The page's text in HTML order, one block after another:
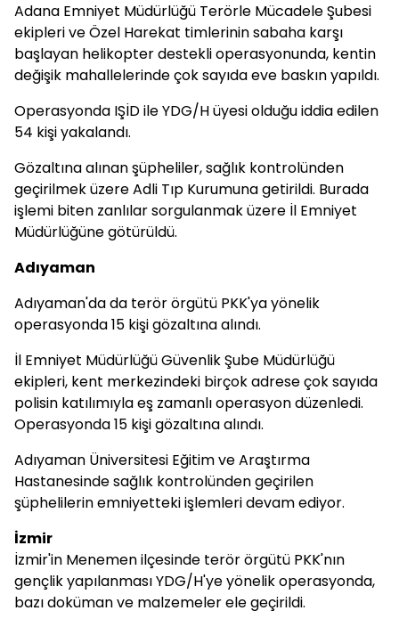
Adana Emniyet Müdürlüğü Terörle Mücadele Şubesi
ekipleri ve Özel Harekat timlerinin sabaha karşı
başlayan helikopter destekli operasyonunda, kentin
değişik mahallelerinde çok sayıda eve baskın yapıldı.
Operasyonda IŞİD ile YDG/H üyesi olduğu iddia edilen
54 kişi yakalandı.
Gözaltına alınan şüpheliler, sağlık kontrolünden
geçirilmek üzere Adli Tıp Kurumuna getirildi. Burada
işlemi biten zanlılar sorgulanmak üzere İl Emniyet
Müdürlüğüne götürüldü.
Adıyaman
Adıyaman'da da terör örgütü PKK'ya yönelik
operasyonda 15 kişi gözaltına alındı.
İl Emniyet Müdürlüğü Güvenlik Şube Müdürlüğü
ekipleri, kent merkezindeki birçok adrese çok sayıda
polisin katılımıyla eş zamanlı operasyon düzenledi.
Operasyonda 15 kişi gözaltına alındı.
Adıyaman Üniversitesi Eğitim ve Araştırma
Hastanesinde sağlık kontrolünden geçirilen
şüphelilerin emniyetteki işlemleri devam ediyor.
İzmir
İzmir'in Menemen ilçesinde terör örgütü PKK'nın
gençlik yapılanması YDG/H'ye yönelik operasyonda,
bazı doküman ve malzemeler ele geçirildi.